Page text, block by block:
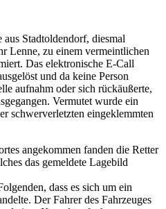
Stadtoldendorf, diesmal
Lenne, zu einem vermeintlichen
Das elektronische E-Call
und da keine Person
aufnahm oder sich rückäußerte,
Vermutet wurde ein
schwerverletzten eingeklemmten
angekommen fanden die Retter
das gemeldete Lagebild
dass es sich um ein
Der Fahrer des Fahrzeuges